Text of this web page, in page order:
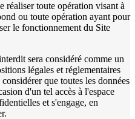
réaliser toute opération visant à
ou toute opération ayant pour
le fonctionnement du Site
sera considéré comme un
légales et réglementaires
que toutes les données
d'un tel accès à l'espace
et s'engage, en